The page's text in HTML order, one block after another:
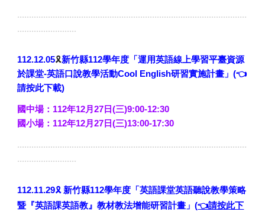
.................................................................................................
.........................
112.12.05🎗️新竹縣112學年度「運用英語線上學習平臺資源
於課堂-英語口說教學活動Cool English研習實施計畫」(👈
請按此下載)
國中場：112年12月27日(三)9:00-12:30
國小場：112年12月27日(三)13:00-17:30
.................................................................................................
.........................
112.11.29🎗️ 新竹縣112學年度「英語課堂英語聽說教學策略
暨『英語課英語教』教材教法增能研習計畫」(👈請按此下